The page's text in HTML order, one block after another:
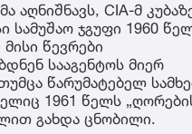
აღნიშნავს, CIA-მ
სამუშაო ჯგუფი 1960
წევრები
სააგენტოს მიერ
წარუმატებელ
1961 წელს
გახდა ცნობილი.